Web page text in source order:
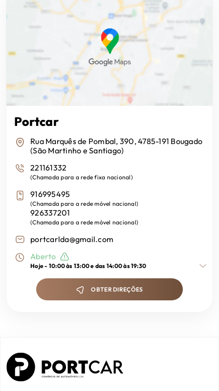
Portcar
Rua Marquês de Pombal, 390, 4785-191 Bougado
(São Martinho e Santiago)
221161332
(Chamada para a rede fixa nacional)
916995495
(Chamada para a rede móvel nacional)
926337201
(Chamada para a rede móvel nacional)
portcarlda@gmail.com
Aberto
Hoje - 10:00 às 13:00 e das 14:00 às 19:30
OBTER DIREÇÕES